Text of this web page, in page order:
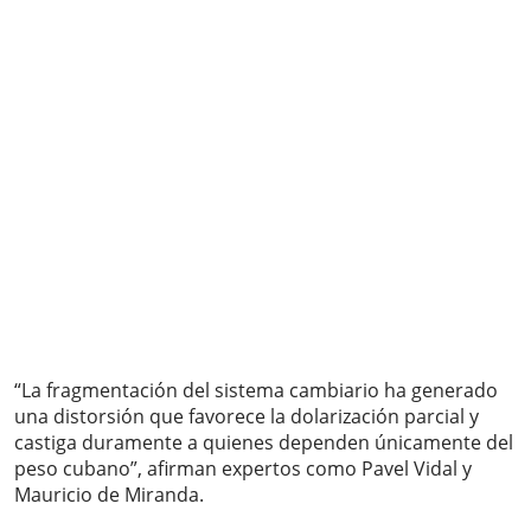
“La fragmentación del sistema cambiario ha generado
una distorsión que favorece la dolarización parcial y
castiga duramente a quienes dependen únicamente del
peso cubano”, afirman expertos como Pavel Vidal y
Mauricio de Miranda.